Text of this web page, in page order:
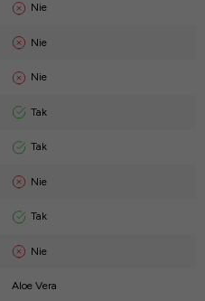
Nie
Nie
Nie
Tak
Tak
Nie
Tak
Nie
Aloe Vera